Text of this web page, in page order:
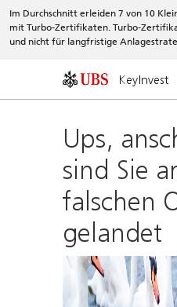
Im Durchschnitt erleiden 7 von 10
mit Turbo-Zertifikaten. Turbo-
und nicht für langfristige
KeyInvest
Ups,
sind Sie
falschen
gelandet